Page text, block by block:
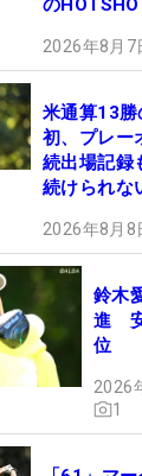
の
2026年8月7
米通算13勝
初、プレ
続出場記録
続けられな
2026年8月8
鈴木
進 安
位
2026
1